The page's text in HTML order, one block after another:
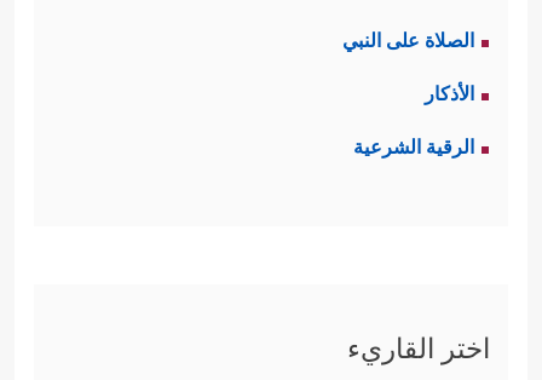
الصلاة على النبي
الأذكار
الرقية الشرعية
اختر القاريء